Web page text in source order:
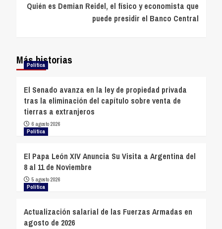
Quién es Demian Reidel, el físico y economista que
puede presidir el Banco Central
Más historias
Política
El Senado avanza en la ley de propiedad privada
tras la eliminación del capítulo sobre venta de
tierras a extranjeros
6 agosto 2026
Política
El Papa León XIV Anuncia Su Visita a Argentina del
8 al 11 de Noviembre
5 agosto 2026
Política
Actualización salarial de las Fuerzas Armadas en
agosto de 2026